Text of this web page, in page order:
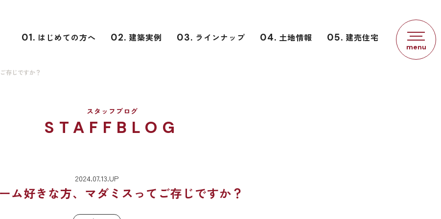
01. はじめての方へ 02. 建築実例 03. ラインナップ 04. 土地情報 05. 建売住宅
スタッフブログ
STAFFBLOG
存じですか？
2024.07.13.UP
ム好きな方、マダミスってご存じですか？